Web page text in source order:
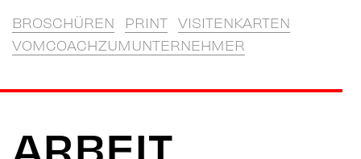
BROSCHÜREN PRINT
VISITENKARTEN
VOMCOACHZUMUNTERNEHMER
ARBEIT